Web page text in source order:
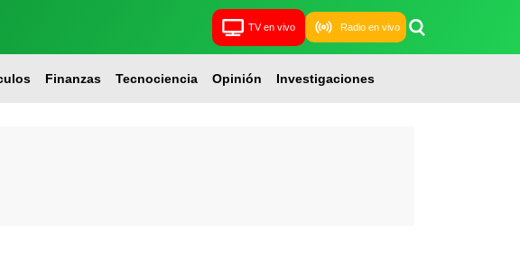
TV en vivo Radio en vivo
Finanzas Tecnociencia Opinión Investigaciones